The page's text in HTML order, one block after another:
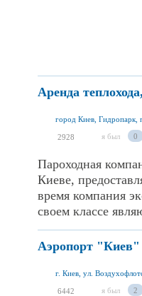
Аренда
город Киев, Гидропарк,
2928 я был 0
Пароходная
Киеве,
время компания
своем классе
Аэропорт
г. Киев, ул.
6442 я был 2